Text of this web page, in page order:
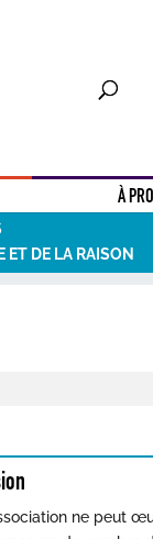
À
ET DE LA RAISON
ne peut